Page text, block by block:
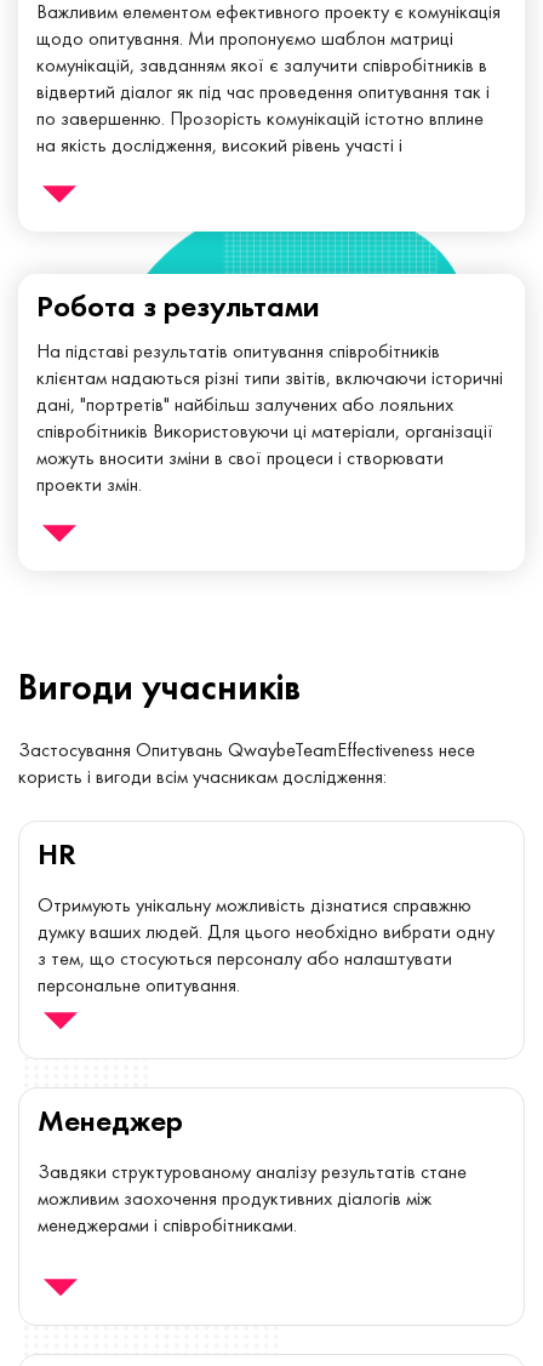
Важливим елементом ефективного проекту є комунікація
щодо опитування. Ми пропонуємо шаблон матриці
комунікацій, завданням якої є залучити співробітників в
відвертий діалог як під час проведення опитування так і
по завершенню. Прозорість комунікацій істотно вплине
на якість дослідження, високий рівень участі і
Платформа брендується та налаштовується під цілі
проекта. Клієнт має доступ до моніторингу участі 24/7
Робота з результами
На підставі результатів опитування співробітників
клієнтам надаються різні типи звітів, включаючи історичні
дані, "портретів" найбільш залучених або лояльних
співробітників Використовуючи ці матеріали, організації
можуть вносити зміни в свої процеси і створювати
проекти змін.
допоможуть з follow up. Також ми можемо
Вигоди учасників
Застосування Опитувань QwaybeTeamEffectiveness несе
користь і вигоди всім учасникам дослідження:
HR
Отримують унікальну можливість дізнатися справжню
думку ваших людей. Для цього необхідно вибрати одну
з тем, що стосуються персоналу або налаштувати
персональне опитування.
Менеджер
Завдяки структурованому аналізу результатів стане
можливим заохочення продуктивних діалогів між
менеджерами і співробітниками.